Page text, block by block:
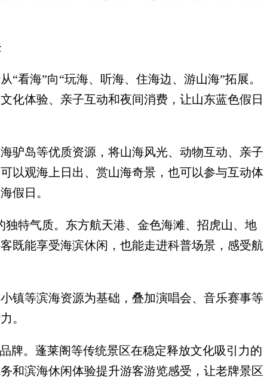
海”向“玩海、听海、住海边、游山海”拓展。
化体验、亲子互动和夜间消费，让山东蓝色假日
岛等优质资源，将山海风光、动物互动、亲子
以观海上日出、赏山海奇景，也可以参与互动体
假日。
特气质。东方航天港、金色海滩、招虎山、地
既能享受海滨休闲，也能走进科普场景，感受航
等滨海资源为基础，叠加演唱会、音乐赛事等
。
。蓬莱阁等传统景区在稳定释放文化吸引力的
和滨海休闲体验提升游客游览感受，让老牌景区